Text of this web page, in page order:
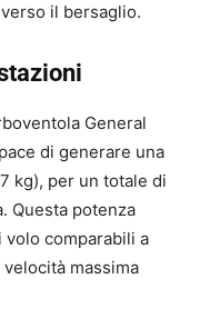
il bersaglio.
General
di generare una
kg), per un totale di
Questa potenza
comparabili a
massima